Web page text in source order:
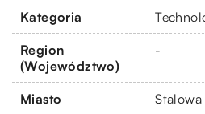
Kategoria
Region
(Województwo)
-
Miasto